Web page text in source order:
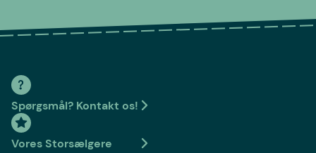
Spørgsmål? Kontakt os!
Vores Storsælgere